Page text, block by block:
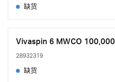
缺货
Vivaspin 6 MWCO 100,000
28932319
缺货